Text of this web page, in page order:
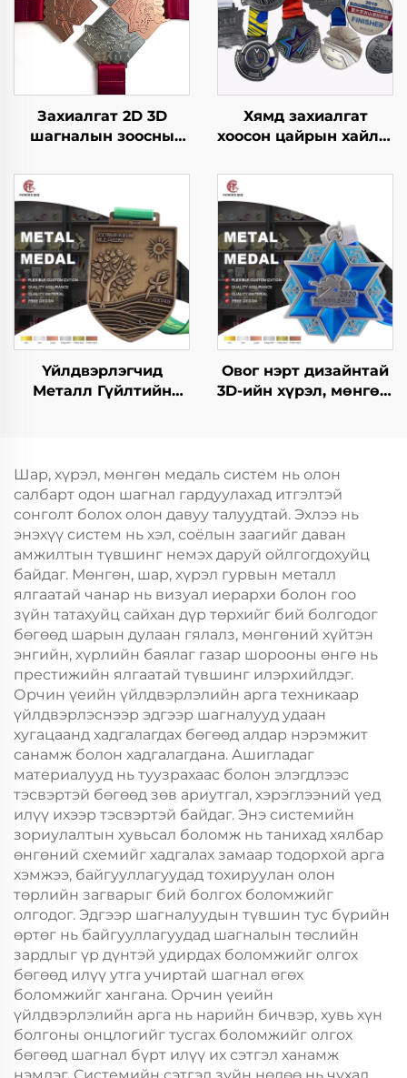
Захиалгат 2D 3D
шагналын зоосны
нь оруулсан металл
спортын уралдааны
тааврын зоосыг том
wholesale-оор
Хямд захиалгат
хоосон цайрын хайлш
медаль, марафоны
захиалгат спортын
металл медаль
Үйлдвэрлэгчид
Металл Гүйлтийн
Өрсөлдөөний
Спортын Металл
Медаль
Овог нэрт дизайнтай
3D-ийн хүрэл, мөнгөн,
Шар, хүрэл, мөнгөн медаль систем нь олон
салбарт одон шагнал гардуулахад итгэлтэй
сонголт болох олон давуу талуудтай. Эхлээ нь
энэхүү систем нь хэл, соёлын заагийг даван
амжилтын түвшинг немэх даруй ойлгогдохуйц
байдаг. Мөнгөн, шар, хүрэл гурвын металл
ялгаатай чанар нь визуал иерархи болон гоо
зүйн татахуйц сайхан дүр төрхийг бий болгодог
бөгөөд шарын дулаан гялалз, мөнгөний хүйтэн
энгийн, хүрлийн баялаг газар шорооны өнгө нь
престижийн ялгаатай түвшинг илэрхийлдэг.
Орчин үеийн үйлдвэрлэлийн арга техникаар
үйлдвэрлэснээр эдгээр шагналууд удаан
хугацаанд хадгалагдах бөгөөд алдар нэрэмжит
санамж болон хадгалагдана. Ашигладаг
материалууд нь туузрахаас болон элэгдлээс
тэсвэртэй бөгөөд зөв ариутгал, хэрэглээний үед
илүү ихээр тэсвэртэй байдаг. Энэ системийн
зориулалтын хувьсал боломж нь танихад хялбар
өнгөний схемийг хадгалах замаар тодорхой арга
хэмжээ, байгууллагуудад тохируулан олон
төрлийн загварыг бий болгох боломжийг
олгодог. Эдгээр шагналуудын түвшин тус бүрийн
өртөг нь байгууллагуудад шагналын төслийн
зардлыг үр дүнтэй удирдах боломжийг олгох
бөгөөд илүү утга учиртай шагнал өгөх
боломжийг хангана. Орчин үеийн
үйлдвэрлэлийн арга нь нарийн бичвэр, хувь хүн
болгоны онцлогийг тусгах боломжийг олгох
бөгөөд шагнал бүрт илүү их сэтгэл ханамж